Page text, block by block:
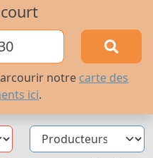
notre carte des
ici.